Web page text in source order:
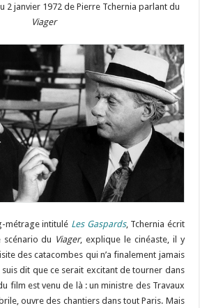
2 janvier 1972 de Pierre Tchernia parlant du
Viager
métrage intitulé Les Gaspards, Tchernia écrit
scénario du Viager, explique le cinéaste, il y
des catacombes qui n’a finalement jamais
dit que ce serait excitant de tourner dans
film est venu de là : un ministre des Travaux
ouvre des chantiers dans tout Paris. Mais